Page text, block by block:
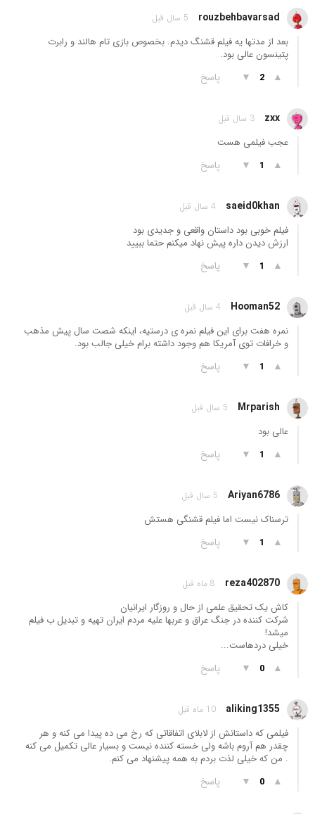
rouzbehbavarsad 5 سال قبل
بعد از مدتها یه فیلم قشنگ دیدم. بخصوص بازی تام هالند و رابرت
پتینسون عالی بود.
▲
2
▼ پاسخ
zxx 3 سال قبل
عجب فیلمی هست
▲
1
▼ پاسخ
saeid0khan 4 سال قبل
فیلم خوبی بود داستان واقعی و جدیدی بود
ارزش دیدن داره پیش نهاد میکنم حتما ببیید
▲
1
▼ پاسخ
Hooman52 4 سال قبل
نمره هفت برای این فیلم نمره ی درستیه، اینکه شصت سال پیش مذهب
و خرافات توی آمریکا هم وجود داشته برام خیلی جالب بود.
▲
1
▼ پاسخ
Mrparish 5 سال قبل
عالی بود
▲
1
▼ پاسخ
Ariyan6786 5 سال قبل
ترسناک نیست اما فیلم قشنگی هستش
▲
1
▼ پاسخ
reza402870 8 ماه قبل
کاش یک تحقیق علمی از حال و روزگار ایرانیان
شرکت کننده در جنگ عراق و عربها علیه مردم ایران تهیه و تبدیل ب فیلم
میشد!
خیلی دردهاست...
▲
0
▼ پاسخ
aliking1355 10 ماه قبل
فیلمی که داستانش از لابلای اتفاقاتی که رخ می ده پیدا می کنه و هر
چقدر هم آروم باشه ولی خسته کننده نیست و بسیار عالی تکمیل می کنه
. من که خیلی لذت بردم به همه پیشنهاد می کنم.
▲
0
▼ پاسخ